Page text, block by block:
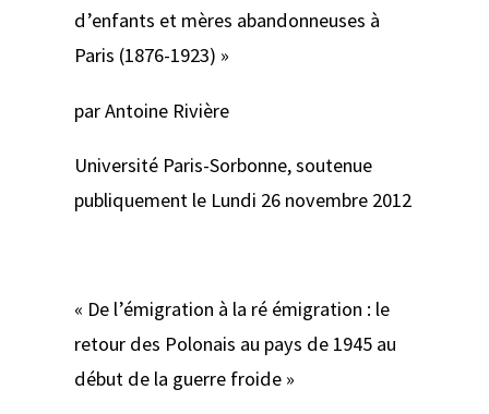
d’enfants et mères abandonneuses à
Paris (1876-1923) »
par Antoine Rivière
Université Paris-Sorbonne, soutenue
publiquement le Lundi 26 novembre 2012
« De l’émigration à la ré émigration : le
retour des Polonais au pays de 1945 au
début de la guerre froide »